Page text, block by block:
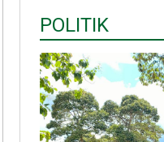
POLITIK